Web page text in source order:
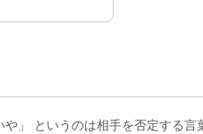
や」 というのは相手を否定する